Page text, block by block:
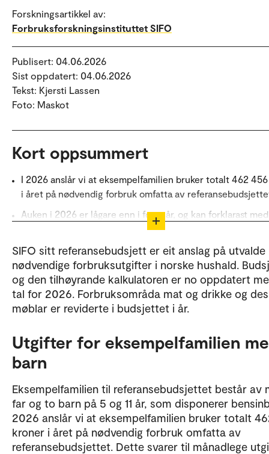
Forskningsartikkel av:
Forbruksforskningsinstituttet SIFO
Publisert: 04.06.2026
Sist oppdatert: 04.06.2026
Tekst: Kjersti Lassen
Foto: Maskot
Kort oppsummert
I 2026 anslår vi at eksempelfamilien bruker totalt 462
i året på nødvendig forbruk omfatta av
Auken i 2026 er lågare enn i førre år, og kan forklarast
Over ein femårsperiode har utgiftene for
med om lag 20 prosent.
SIFO sitt referansebudsjett er eit anslag på utvalde
nødvendige forbruksutgifter i norske hushald.
og den tilhøyrande kalkulatoren er no oppdatert
tal for 2026. Forbruksområda mat og drikke og
møblar er reviderte i budsjettet i år.
Utgifter for eksempelfamilien
barn
Eksempelfamilien til referansebudsjettet består av
far og to barn på 5 og 11 år, som disponerer
2026 anslår vi at eksempelfamilien bruker totalt
kroner i året på nødvendig forbruk omfatta av
referansebudsjettet. Dette svarer til månadlege